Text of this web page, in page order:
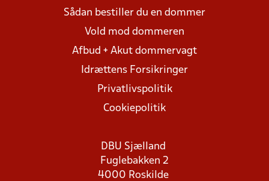
Sådan bestiller du en dommer
Vold mod dommeren
Afbud + Akut dommervagt
Idrættens Forsikringer
Privatlivspolitik
Cookiepolitik
DBU Sjælland
Fuglebakken 2
4000 Roskilde